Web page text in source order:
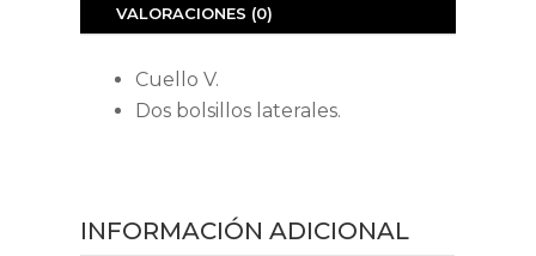
VALORACIONES (0)
Cuello V.
Dos bolsillos laterales.
INFORMACIÓN ADICIONAL